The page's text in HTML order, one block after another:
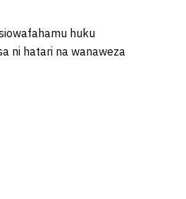
huku
ni hatari na wanaweza